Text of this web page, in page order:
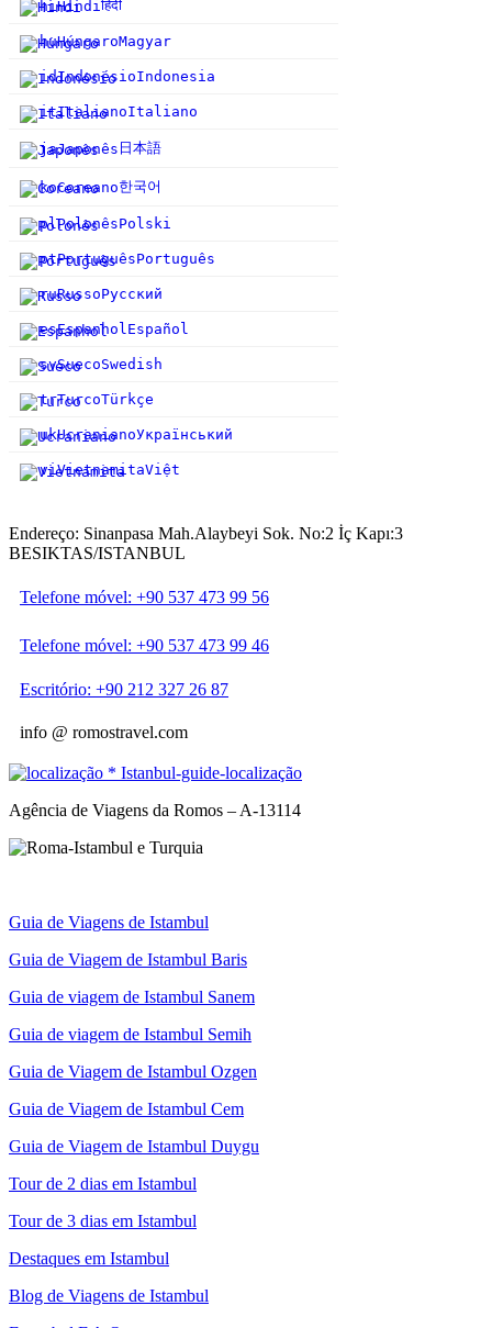
hiHindiहिंदी
huHúngaroMagyar
idIndonésioIndonesia
itItalianoItaliano
jaJaponês 日本語
koCoreano한국어
plPolonêsPolski
ptPortuguêsPortuguês
ruRussoРусский
esEspanholEspañol
svSuecoSwedish
trTurcoTürkçe
ukUcranianoУкраїнський
viVietnamitaViệt
Endereço: Sinanpasa Mah.Alaybeyi Sok. No:2 İç Kapı:3
BESIKTAS/ISTANBUL
Telefone móvel: +90 537 473 99 56
Telefone móvel: +90 537 473 99 46
Escritório: +90 212 327 26 87
info @ romostravel.com
Agência de Viagens da Romos – A-13114
Guia de Viagens de Istambul
Guia de Viagem de Istambul Baris
Guia de viagem de Istambul Sanem
Guia de viagem de Istambul Semih
Guia de Viagem de Istambul Ozgen
Guia de Viagem de Istambul Cem
Guia de Viagem de Istambul Duygu
Tour de 2 dias em Istambul
Tour de 3 dias em Istambul
Destaques em Istambul
Blog de Viagens de Istambul